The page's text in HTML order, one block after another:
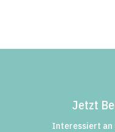
Jetzt
Interessiert an